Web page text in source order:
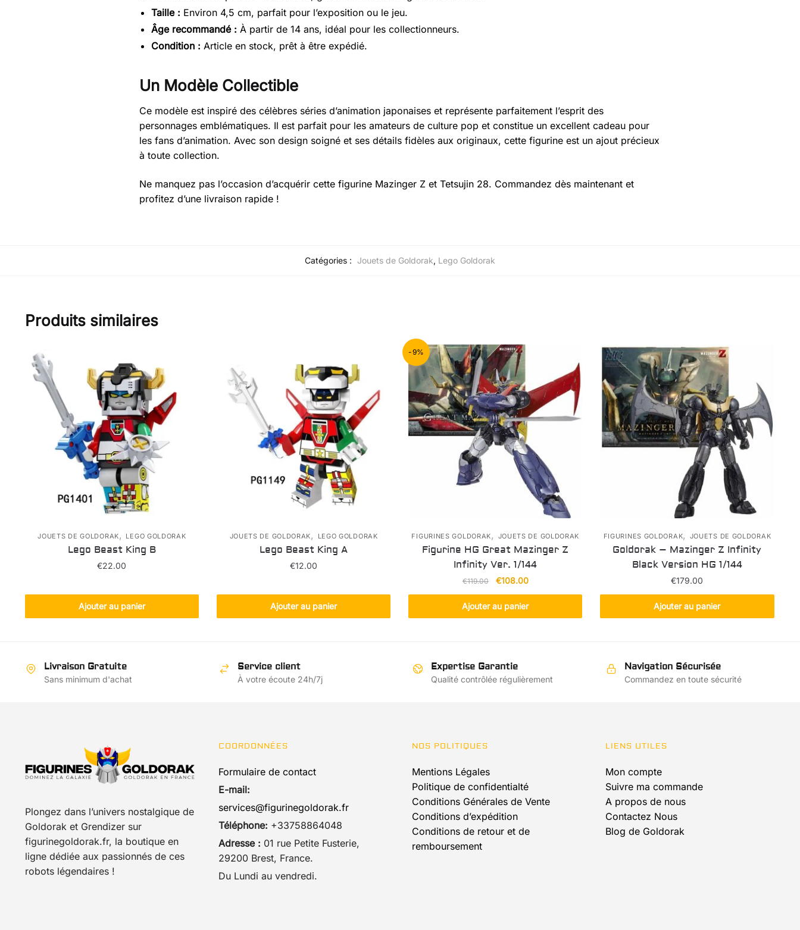
Taille : Environ 4,5 cm, parfait pour l’exposition ou le jeu.
Âge recommandé : À partir de 14 ans, idéal pour les collectionneurs.
Condition : Article en stock, prêt à être expédié.
Un Modèle Collectible
Ce modèle est inspiré des célèbres séries d’animation japonaises et représente parfaitement l’esprit des
personnages emblématiques. Il est parfait pour les amateurs de culture pop et constitue un excellent cadeau pour
les fans d’animation. Avec son design soigné et ses détails fidèles aux originaux, cette figurine est un ajout précieux
à toute collection.
Ne manquez pas l’occasion d’acquérir cette figurine Mazinger Z et Tetsujin 28. Commandez dès maintenant et
profitez d’une livraison rapide !
Catégories : Jouets de Goldorak, Lego Goldorak
Produits similaires
JOUETS DE GOLDORAK, LEGO GOLDORAK
Lego Beast King B
€22.00
Ajouter au panier
JOUETS DE GOLDORAK, LEGO GOLDORAK
Lego Beast King A
€12.00
Ajouter au panier
-9%
FIGURINES GOLDORAK, JOUETS DE GOLDORAK
Figurine HG Great Mazinger Z
Infinity Ver. 1/144
€119.00
Le
prix
initial
était :
€108.00Le
prix
actuel
est :
Ajouter au panier
FIGURINES GOLDORAK, JOUETS DE GOLDORAK
Goldorak – Mazinger Z Infinity
Black Version HG 1/144
€179.00
Ajouter au panier
Livraison Gratuite
Sans minimum d'achat
Service client
À votre écoute 24h/7j
Expertise Garantie
Qualité contrôlée régulièrement
Navigation Sécurisée
Commandez en toute sécurité
Plongez dans l’univers nostalgique de
Goldorak et Grendizer sur
figurinegoldorak.fr, la boutique en
ligne dédiée aux passionnés de ces
robots légendaires !
COORDONNÉES
Formulaire de contact
E-mail:
services@figurinegoldorak.fr
Téléphone: +33758864048
Adresse : 01 rue Petite Fusterie,
29200 Brest, France.
Du Lundi au vendredi.
NOS POLITIQUES
Mentions Légales
Politique de confidentialté
Conditions Générales de Vente
Conditions d’expédition
Conditions de retour et de
remboursement
LIENS UTILES
Mon compte
Suivre ma commande
A propos de nous
Contactez Nous
Blog de Goldorak